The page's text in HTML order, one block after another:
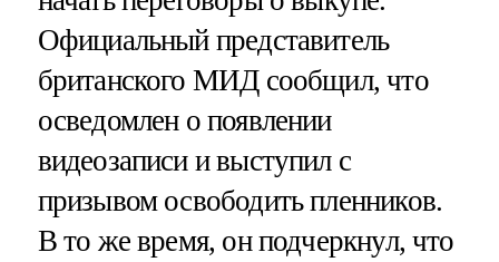
Официальный представитель
британского МИД сообщил, что
осведомлен о появлении
видеозаписи и выступил с
призывом освободить пленников.
В то же время, он подчеркнул, что